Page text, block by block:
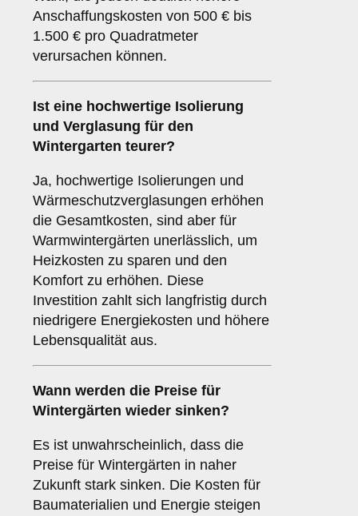
Anschaffungskosten von 500 € bis
1.500 € pro Quadratmeter
verursachen können.
Ist eine hochwertige Isolierung
und Verglasung für den
Wintergarten teurer?
Ja, hochwertige Isolierungen und
Wärmeschutzverglasungen erhöhen
die Gesamtkosten, sind aber für
Warmwintergärten unerlässlich, um
Heizkosten zu sparen und den
Komfort zu erhöhen. Diese
Investition zahlt sich langfristig durch
niedrigere Energiekosten und höhere
Lebensqualität aus.
Wann werden die Preise für
Wintergärten wieder sinken?
Es ist unwahrscheinlich, dass die
Preise für Wintergärten in naher
Zukunft stark sinken. Die Kosten für
Baumaterialien und Energie steigen